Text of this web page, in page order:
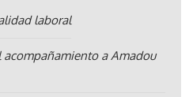
laboral
a Amadou